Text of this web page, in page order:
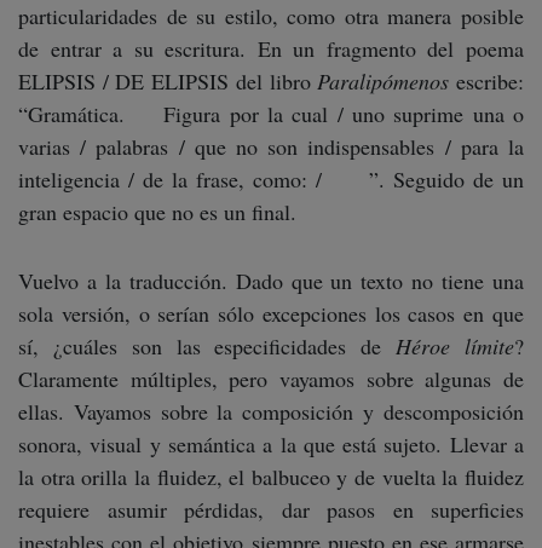
particularidades de su estilo, como otra manera posible
de entrar a su escritura. En un fragmento del poema
ELIPSIS / DE ELIPSIS del libroParalipómenos escribe:
“Gramática. Figura por la cual / uno suprime una o
varias / palabras / que no son indispensables / para la
inteligencia / de la frase, como: / ”. Seguido de un
gran espacio que no es un final.
Vuelvo a la traducción. Dado que un texto no tiene una
sola versión, o serían sólo excepciones los casos en que
sí, ¿cuáles son las especificidades deHéroe límite?
Claramente múltiples, pero vayamos sobre algunas de
ellas. Vayamos sobre la composición y descomposición
sonora, visual y semántica a la que está sujeto. Llevar a
la otra orilla la fluidez, el balbuceo y de vuelta la fluidez
requiere asumir pérdidas, dar pasos en superficies
inestables con el objetivo siempre puesto en ese armarse